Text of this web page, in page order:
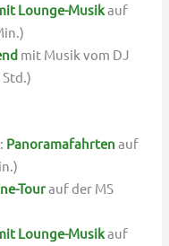
Lounge-Musikauf
mit Musik vom DJ
Panoramafahrtenauf
Tourauf der MS
Lounge-Musikauf